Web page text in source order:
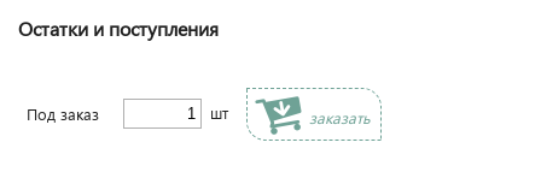
Остатки и поступления
Под заказ шт заказать